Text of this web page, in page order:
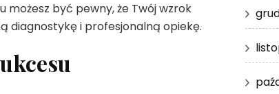
być pewny, że Twój wzrok
diagnostykę i profesjonalną opiekę.